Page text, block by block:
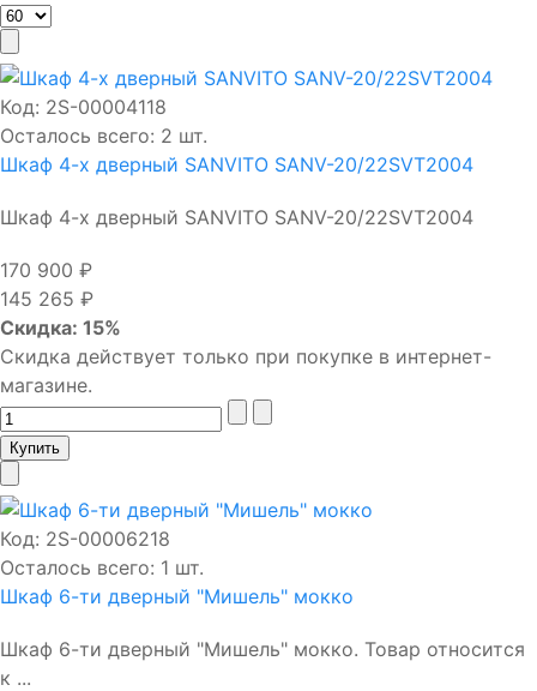
Код: 2S-00004118
Осталось всего: 2 шт.
Шкаф 4-х дверный SANVITO SANV-20/22SVT2004
Шкаф 4-х дверный SANVITO SANV-20/22SVT2004
170 900 ₽
145 265 ₽
Скидка: 15%
Скидка действует только при покупке в интернет-
магазине.
Код: 2S-00006218
Осталось всего: 1 шт.
Шкаф 6-ти дверный "Мишель" мокко
Шкаф 6-ти дверный "Мишель" мокко. Товар относится
к ...